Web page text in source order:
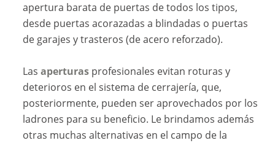
apertura barata de puertas de todos los tipos,
desde puertas acorazadas a blindadas o puertas
de garajes y trasteros (de acero reforzado).
Lasaperturas profesionales evitan roturas y
deterioros en el sistema de cerrajería, que,
posteriormente, pueden ser aprovechados por los
ladrones para su beneficio. Le brindamos además
otras muchas alternativas en el campo de la